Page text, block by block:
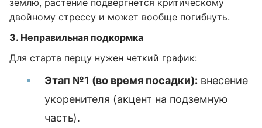
землю, растение подвергнется критическому
двойному стрессу и может вообще погибнуть.
3. Неправильная подкормка
Для старта перцу нужен четкий график:
Этап №1 (во время посадки): внесение
укоренителя (акцент на подземную
часть).